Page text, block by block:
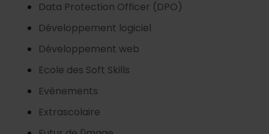
Data Protection Officer (DPO)
Développement logiciel
Développement web
Ecole des Soft Skills
Evénements
Extrascolaire